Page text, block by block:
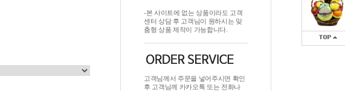
-본 사이트에 없는 상품이라도 고객
센터 상담 후 고객님이 원하시는 맞
춤형 상품 제작이 가능합니다.
고객님께서 주문을 넣어주시면 확인
후 고객님께 카카오톡 또는 전화나